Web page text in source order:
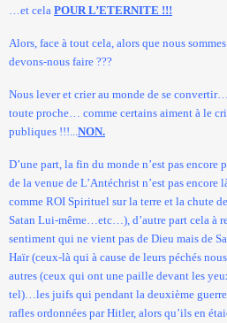
…et cela POUR L’ETERNITE !!!
Alors, face à tout cela, alors que nous
devons-nous faire ???
Nous lever et crier au monde de se
toute proche… comme certains aiment à le
publiques !!!... NON.
D’une part, la fin du monde n’est pas encore
de la venue de L’Antéchrist n’est pas
comme ROI Spirituel sur la terre et la chute
Satan Lui-même…etc…), d’autre part cela à
sentiment qui ne vient pas de Dieu mais de
Haïr (ceux-là qui à cause de leurs péchés
autres (ceux qui ont une paille devant les
tel)…les juifs qui pendant la deuxième
rafles ordonnées par Hitler, alors qu’ils en